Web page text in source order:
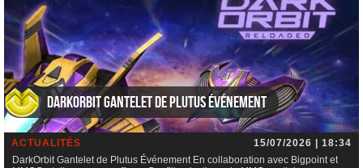
DarkOrbit Gantelet de Plutus Événement
ACTUALITÉS
15/07/2026 | 18:34
DarkOrbit Gantelet de Plutus Événement En collaboration avec Bigpoint et